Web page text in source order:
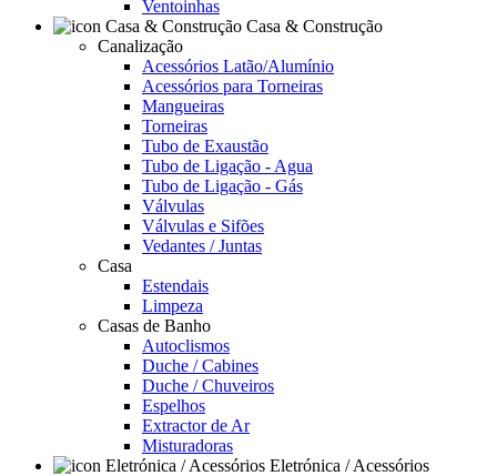
Ventoinhas
Casa & Construção
Canalização
Acessórios Latão/Alumínio
Acessórios para Torneiras
Mangueiras
Torneiras
Tubo de Exaustão
Tubo de Ligação - Agua
Tubo de Ligação - Gás
Válvulas
Válvulas e Sifões
Vedantes / Juntas
Casa
Estendais
Limpeza
Casas de Banho
Autoclismos
Duche / Cabines
Duche / Chuveiros
Espelhos
Extractor de Ar
Misturadoras
Eletrónica / Acessórios